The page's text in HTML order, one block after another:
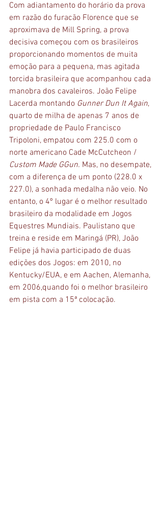
Com adiantamento do horário da prova
em razão do furacão Florence que se
aproximava de Mill Spring, a prova
decisiva começou com os brasileiros
proporcionando momentos de muita
emoção para a pequena, mas agitada
torcida brasileira que acompanhou cada
manobra dos cavaleiros. João Felipe
Lacerda montando Gunner Dun It Again,
quarto de milha de apenas 7 anos de
propriedade de Paulo Francisco
Tripoloni, empatou com 225.0 com o
norte americano Cade McCutcheon /
Custom Made GGun. Mas, no desempate,
com a diferença de um ponto (228.0 x
227.0), a sonhada medalha não veio. No
entanto, o 4º lugar é o melhor resultado
brasileiro da modalidade em Jogos
Equestres Mundiais. Paulistano que
treina e reside em Maringá (PR), João
Felipe já havia participado de duas
edições dos Jogos: em 2010, no
Kentucky/EUA, e em Aachen, Alemanha,
em 2006,quando foi o melhor brasileiro
em pista com a 15ª colocação.